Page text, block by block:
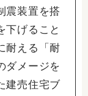
震装置を搭
下げること
耐える「耐
ダメージを
建売住宅ブ